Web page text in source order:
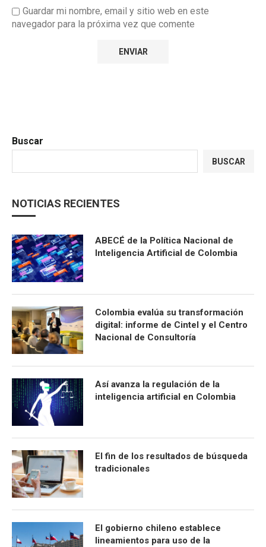
Guardar mi nombre, email y sitio web en este
navegador para la próxima vez que comente
Buscar
BUSCAR
NOTICIAS RECIENTES
ABECÉ de la Política Nacional de
Inteligencia Artificial de Colombia
Colombia evalúa su transformación
digital: informe de Cintel y el Centro
Nacional de Consultoría
Así avanza la regulación de la
inteligencia artificial en Colombia
El fin de los resultados de búsqueda
tradicionales
El gobierno chileno establece
lineamientos para uso de la